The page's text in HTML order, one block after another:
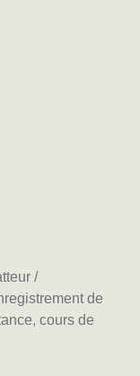
/
de
cours de